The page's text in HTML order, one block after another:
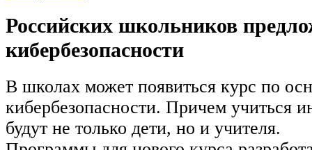
Российских школьников
кибербезопасности
В школах может появиться курс по
кибербезопасности. Причем учиться
будут не только дети, но и учителя.